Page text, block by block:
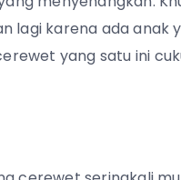
lagi karena ada anak
yang satu ini